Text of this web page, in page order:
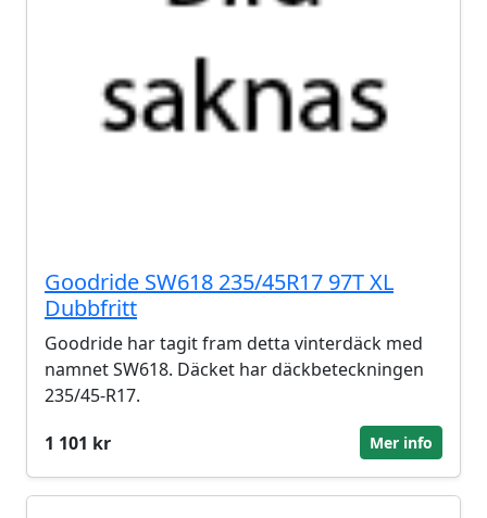
Goodride SW618 235/45R17 97T XL
Dubbfritt
Goodride har tagit fram detta vinterdäck med
namnet SW618. Däcket har däckbeteckningen
235/45-R17.
1 101 kr
Mer info